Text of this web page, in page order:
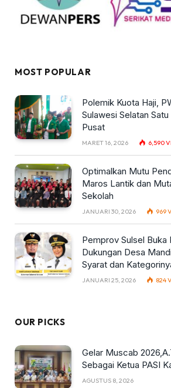
MOST POPULAR
Polemik Kuota Haji,
Sulawesi Selatan
Pusat
MARET 16, 2026 6,590
Optimalkan Mutu
Maros Lantik dan
Sekolah
JANUARI 30, 2026 969
Pemprov Sulsel Buka
Dukungan Desa
Syarat dan
JANUARI 25, 2026 824
OUR PICKS
Gelar Muscab
Sebagai Ketua PASI
AGUSTUS 8, 2026